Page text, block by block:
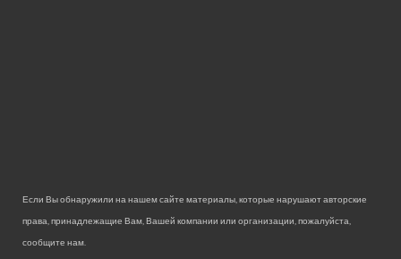
Если Вы обнаружили на нашем сайте материалы, которые нарушают авторские
права, принадлежащие Вам, Вашей компании или организации, пожалуйста,
сообщите нам.